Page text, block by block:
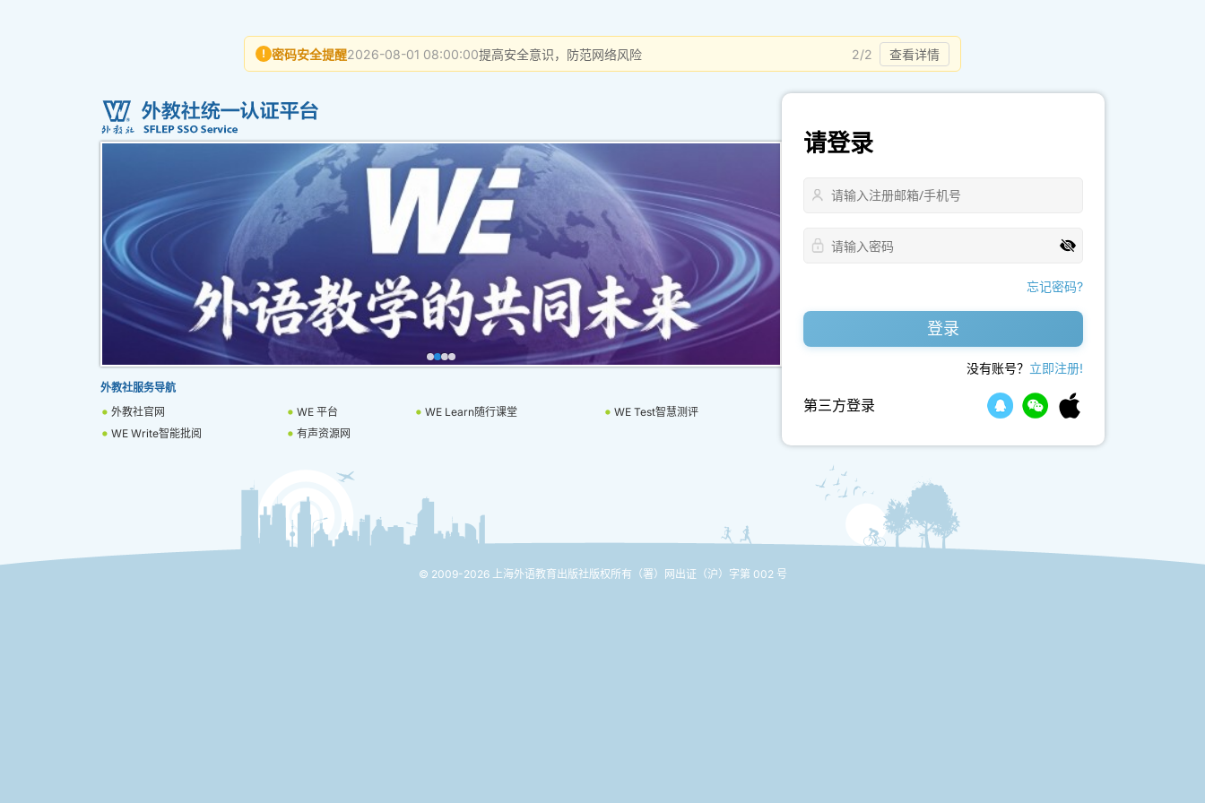
! 密码安全提醒2026-08-01 08:00:00提高安全意识，防范网络风险 2/2 查看详情
外教社服务导航
外教社官网
WE 平台 WE Learn随行课堂
WE Test智慧测评
WE Write智能批阅
有声资源网
请登录
忘记密码?
登录
没有账号？ 立即注册!
第三方登录
© 2009-2026 上海外语教育出版社版权所有 （署）网出证（沪）字第 002 号